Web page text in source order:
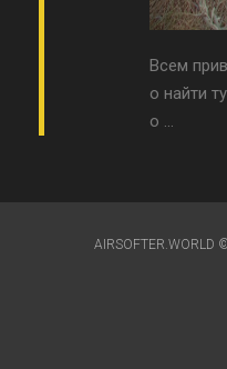
Всем
о найти
о ...
AIRSOFTER.WORLD